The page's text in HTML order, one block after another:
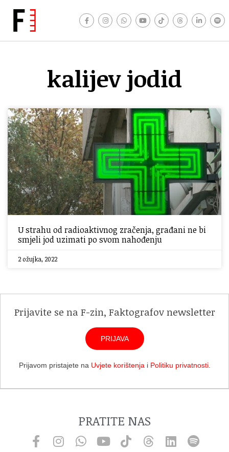
kalijev jodid
U strahu od radioaktivnog zračenja, građani ne bi
smjeli jod uzimati po svom nahođenju
2 ožujka, 2022
Prijavite se na F-zin, Faktografov newsletter
PRIJAVA
Prijavom pristajete na Uvjete korištenja i Politiku privatnosti.
PRATITE NAS